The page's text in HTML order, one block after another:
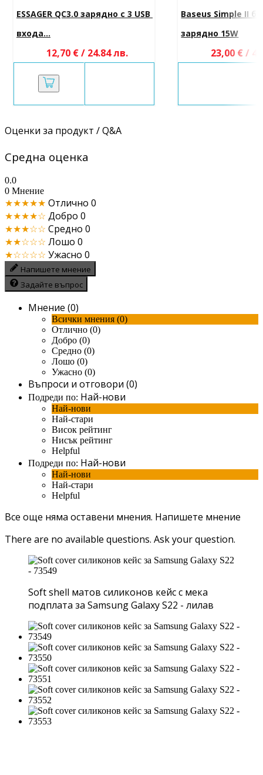
ESSAGER QC3.0 зарядно с 3 USB
входа...
12,70 € / 24.84 лв.
Baseus Simple II
зарядно 15W
23,00 € /
Оценки за продукт / Q&A
Средна оценка
0.0
0 Мнение
★★★★★ Отлично 0
★★★★☆ Добро 0
★★★☆☆ Средно 0
★★☆☆☆ Лошо 0
★☆☆☆☆ Ужасно 0
Напишете мнение
Задайте въпрос
Мнение (0)
Всички мнения (0)
Отлично (0)
Добро (0)
Средно (0)
Лошо (0)
Ужасно (0)
Въпроси и отговори (0)
Подреди по: Най-нови
Най-нови
Най-стари
Висок рейтинг
Нисък рейтинг
Helpful
Подреди по: Най-нови
Най-нови
Най-стари
Helpful
Все още няма оставени мнения. Напишете мнение
There are no available questions. Ask your question.
Soft shell матов силиконов кейс с мека
подплата за Samsung Galaxy S22 - лилав